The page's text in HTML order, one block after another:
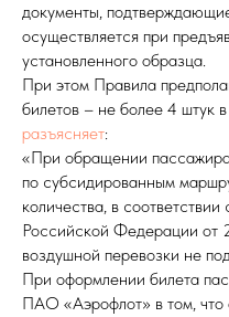
документы,
осуществляется при
установленного образца.
При этом Правила
билетов – не более 4 штук
разъясняет:
«При обращении
по субсидированным
количества, в
Российской Федерации от
воздушной перевозки не
При оформлении билета
ПАО «Аэрофлот» в том, что